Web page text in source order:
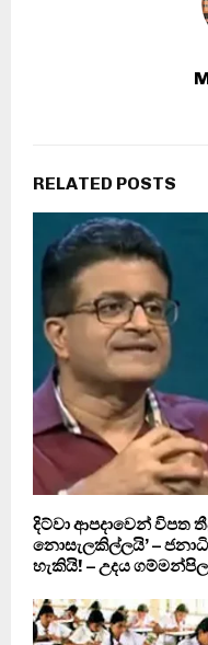
RELATED POSTS
දිට්වා ආපදාවෙන් විපත
නොසැලකිල්ලයි’ –
හැකියි! – උදය ගම්මන්පිල